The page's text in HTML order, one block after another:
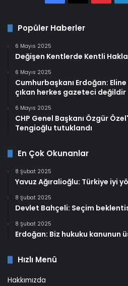
Popüler Haberler
6 Mayıs 2025
Değişen Kentlerde Kentli
6 Mayıs 2025
Cumhurbaşkanı Erdoğan:
çıkan herkes gazeteci değildir
6 Mayıs 2025
CHP Genel Başkanı Özgür
Tengioğlu tutuklandı
En Çok Okunanlar
8 Şubat 2025
Yavuz Ağıralioğlu: Türkiye iyi
8 Şubat 2025
Devlet Bahçeli: Seçim
8 Şubat 2025
Erdoğan: Biz hukuku kanunun
Hızlı Menü
Hakkımızda